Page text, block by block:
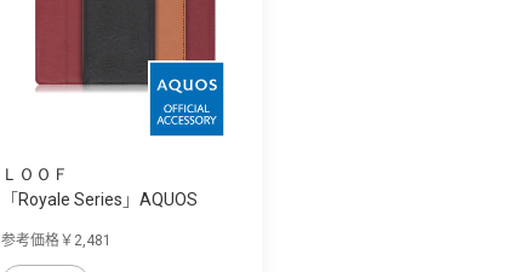
ＬＯＯＦ
「Royale Series」AQUOS
参考価格￥2,481